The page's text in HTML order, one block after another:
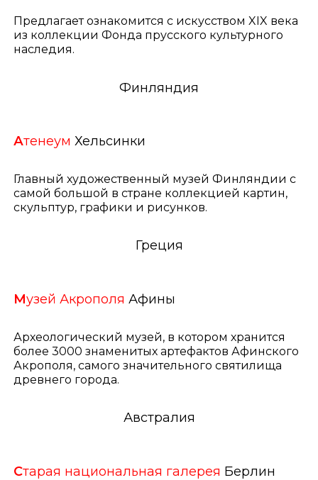
Предлагает ознакомится с искусством XIX века
из коллекции Фонда прусского культурного
наследия.
Финляндия
Атенеум Хельсинки
Главный художественный музей Финляндии с
самой большой в стране коллекцией картин,
скульптур, графики и рисунков.
Греция
Музей Акрополя Афины
Археологический музей, в котором хранится
более 3000 знаменитых артефактов Афинского
Акрополя, самого значительного святилища
древнего города.
Австралия
Старая национальная галерея Берлин